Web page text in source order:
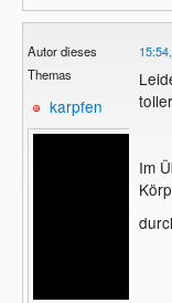
Autor dieses
Themas
karpfen
toller
Im